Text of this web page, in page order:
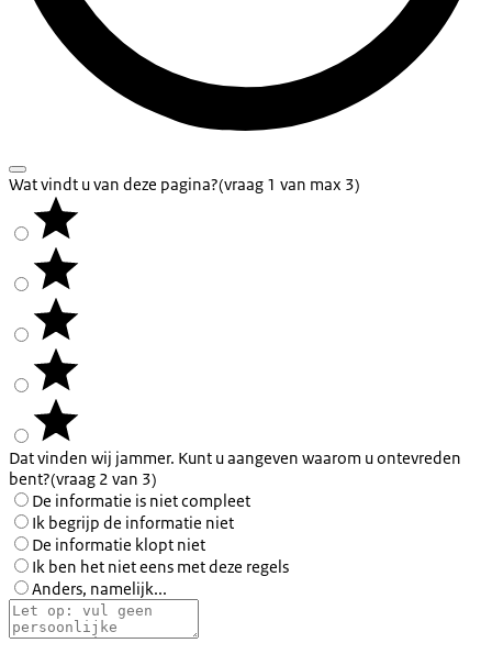
Wat vindt u van deze pagina?(vraag 1 van max 3)
Dat vinden wij jammer. Kunt u aangeven waarom u ontevreden
bent?(vraag 2 van 3)
De informatie is niet compleet
Ik begrijp de informatie niet
De informatie klopt niet
Ik ben het niet eens met deze regels
Anders, namelijk...